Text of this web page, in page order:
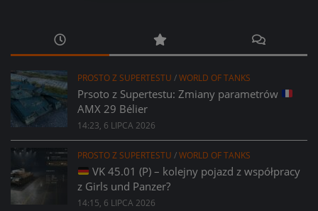
PROSTO Z SUPERTESTU /WORLD OF TANKS
Prsoto z Supertestu: Zmiany parametrów
AMX 29 Bélier
14:23, 6 LIPCA 2026
PROSTO Z SUPERTESTU /WORLD OF TANKS
VK 45.01 (P) – kolejny pojazd z współpracy
z Girls und Panzer?
14:15, 6 LIPCA 2026